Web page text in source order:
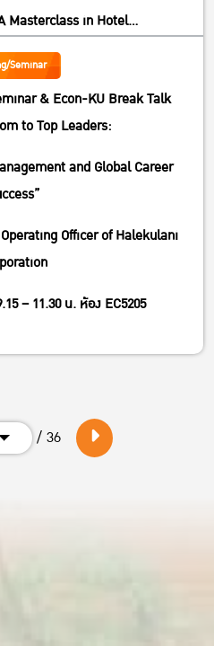
Masterclass in Hotel
Success”
Seminar
& Econ-KU Break Talk
to Top Leaders:
and Global Career
Officer of Halekulani
– 11.30 น. ห้อง EC5205
/ 36